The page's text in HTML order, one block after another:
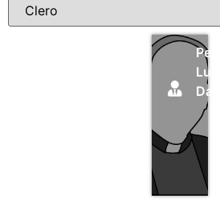
Pe.
Luiz